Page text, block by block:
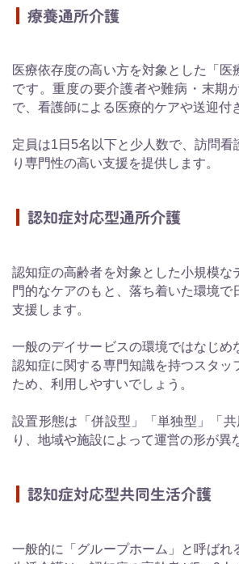
療養通所介護
医療依存度の高い方を対象とした「医
です。重度の要介護者や難病・末期
で、看護師による医療的ケアや送迎付
定員は1日5名以下と少人数で、訪問看
り専門性の高い支援を提供します。
認知症対応型通所介護
認知症の高齢者を対象とした小規模な
門的なケアのもと、落ち着いた環境で
支援します。
一般のデイサービスの環境ではなじめ
認知症に関する専門知識を持つスタッ
ため、利用しやすいでしょう。
設置形態は「併設型」「単独型」「
り、地域や施設によって運営の形が異
認知症対応型共同生活介護
一般的に「グループホーム」と呼ばれ